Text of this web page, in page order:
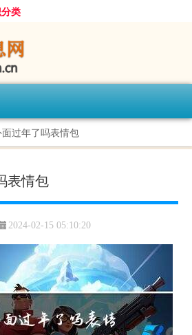
类
过年了吗表情包
表情包
2024-02-15 05:10:20